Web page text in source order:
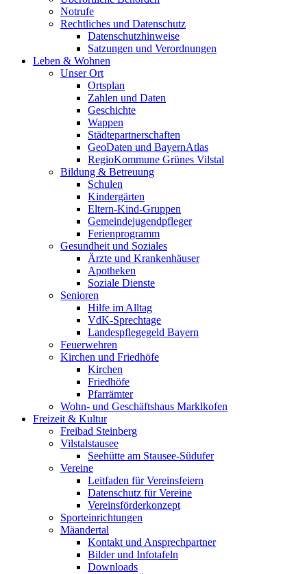
Notrufe
Rechtliches und Datenschutz
Datenschutzhinweise
Satzungen und Verordnungen
Leben & Wohnen
Unser Ort
Ortsplan
Zahlen und Daten
Geschichte
Wappen
Städtepartnerschaften
GeoDaten und BayernAtlas
RegioKommune Grünes Vilstal
Bildung & Betreuung
Schulen
Kindergärten
Eltern-Kind-Gruppen
Gemeindejugendpfleger
Ferienprogramm
Gesundheit und Soziales
Ärzte und Krankenhäuser
Apotheken
Soziale Dienste
Senioren
Hilfe im Alltag
VdK-Sprechtage
Landespflegegeld Bayern
Feuerwehren
Kirchen und Friedhöfe
Kirchen
Friedhöfe
Pfarrämter
Wohn- und Geschäftshaus Marklkofen
Freizeit & Kultur
Freibad Steinberg
Vilstalstausee
Seehütte am Stausee-Südufer
Vereine
Leitfaden für Vereinsfeiern
Datenschutz für Vereine
Vereinsförderkonzept
Sporteinrichtungen
Mäandertal
Kontakt und Ansprechpartner
Bilder und Infotafeln
Downloads